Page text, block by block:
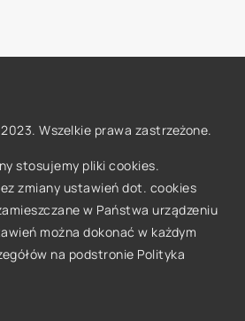
Wszelkie prawa zastrzeżone.
stosujemy pliki cookies.
zmiany ustawień dot. cookies
w Państwa urządzeniu
można dokonać w każdym
na podstronie Polityka